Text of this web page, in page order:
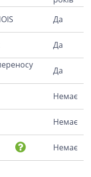
Да
Да
Да
Немає
Немає
Немає